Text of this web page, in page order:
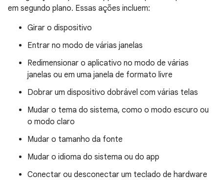
em segundo plano. Essas ações incluem:
Girar o dispositivo
Entrar no modo de várias janelas
Redimensionar o aplicativo no modo de várias
janelas ou em uma janela de formato livre
Dobrar um dispositivo dobrável com várias telas
Mudar o tema do sistema, como o modo escuro ou
o modo claro
Mudar o tamanho da fonte
Mudar o idioma do sistema ou do app
Conectar ou desconectar um teclado de hardware